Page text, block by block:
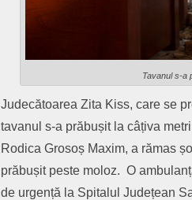
Tavanul s-a
Judecătoarea Zita Kiss, care se
tavanul s-a prăbușit la câțiva
Rodica Grosoș Maxim, a rămas
prăbușit peste moloz. O
de urgență la Spitalul Județean